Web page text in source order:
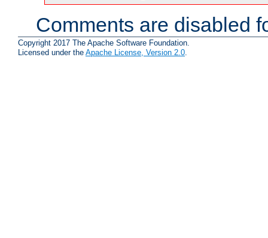
Comments are disabled
Copyright 2017 The Apache Software Foundation.
Licensed under the Apache License, Version 2.0.